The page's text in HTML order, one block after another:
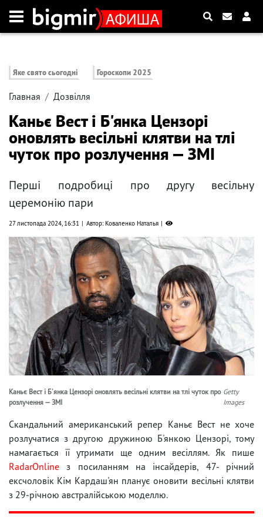
Яке свято сьогодні Гороскопи 2025
Главная Дозвілля
Каньє Вест і Б'янка Цензорі
оновлять весільні клятви на тлі
чуток про розлучення — ЗМІ
Перші подробиці про другу весільну
церемонію пари
27 листопада 2024, 16:31 Автор: Коваленко Наталья
Каньє Вест і Б'янка Цензорі оновлять весільні клятви на тлі чуток про
розлучення — ЗМІ
Getty
Images
Скандальний американський репер Каньє Вест не хоче
розлучатися з другою дружиною Б'янкою Цензорі, тому
намагається її утримати ще одним весіллям. Як пише
RadarOnline з посиланням на інсайдерів, 47- річний
ексчоловік Кім Кардаш'ян планує оновити весільні клятви
з 29-річною австралійською моделлю.